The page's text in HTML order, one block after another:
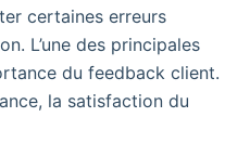
certaines erreurs
L’une des principales
du feedback client.
la satisfaction du